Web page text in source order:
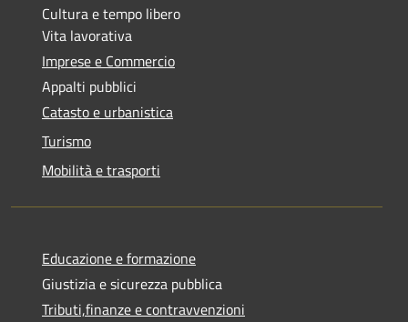
Cultura e tempo libero
Vita lavorativa
Imprese e Commercio
Appalti pubblici
Catasto e urbanistica
Turismo
Mobilità e trasporti
Educazione e formazione
Giustizia e sicurezza pubblica
Tributi,finanze e contravvenzioni